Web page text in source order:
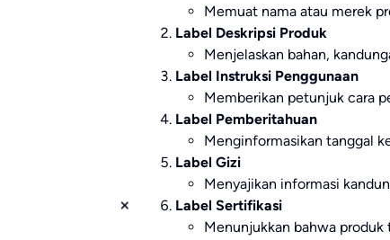
Memuat nama atau merek
Label Deskripsi Produk
Menjelaskan bahan,
Label Instruksi Penggunaan
Memberikan petunjuk cara
Label Pemberitahuan
Menginformasikan tanggal
Label Gizi
Menyajikan informasi
Label Sertifikasi
Menunjukkan bahwa